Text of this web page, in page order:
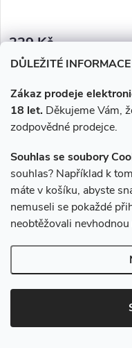
DŮLEŽITÉ INFORMACE
Zákaz prodeje
18 let. Děkujeme Vám,
zodpovědné prodejce.
Souhlas se soubory
souhlas? Například k
máte v košíku, abyste
nemuseli se pokaždé
neobtěžovali
229 Kč
Skladem
DO KOŠÍKU
Jemně kyselá kombinace
při každém potahu. Skvělá
volba pro všechny, kdo milují
svěží ovocné chutě.
Více za méně
–2